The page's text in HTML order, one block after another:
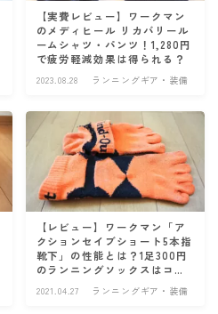
【実費レビュー】ワークマン
のメディヒール リカバリール
ームシャツ・パンツ！1,280円
で疲労軽減効果は得られる？
2023.08.28 ランニングギア・装備
【レビュー】ワークマン「ア
クションセイブショート5本指
靴下」の性能とは？1足300円
のランニングソックスはコス
2021.04.27 ランニングギア・装備